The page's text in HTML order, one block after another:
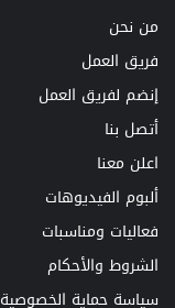
من نحن
فريق العمل
إنضم لفريق العمل
أتصل بنا
اعلن معنا
ألبوم الفيديوهات
فعاليات ومناسبات
الشروط والأحكام
سياسة حماية الخصوصية